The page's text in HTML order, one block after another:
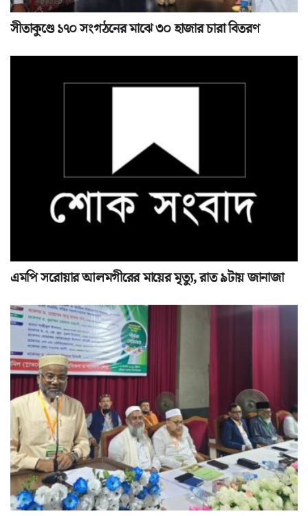
সীতাকুণ্ডে ১৭০ সংগঠনের মাঝে ৩০ হাজার চারা বিতরণ
এমপি সরোয়ার আলমগীরের মায়ের মৃত্যু, রাত ৯টায় জানাজা